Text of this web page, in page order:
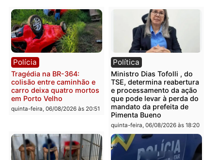
Categorias
Polícia
Você também vai querer ler...
Polícia Política